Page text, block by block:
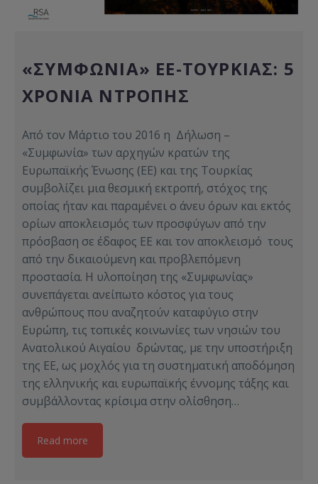
«ΣΥΜΦΩΝΊΑ» ΕΕ-ΤΟΥΡΚΊΑΣ: 5
ΧΡΌΝΙΑ ΝΤΡΟΠΉΣ
Από τον Μάρτιο του 2016 η Δήλωση –
«Συμφωνία» των αρχηγών κρατών της
Ευρωπαϊκής Ένωσης (ΕΕ) και της Τουρκίας
συμβολίζει μια θεσμική εκτροπή, στόχος της
οποίας ήταν και παραμένει ο άνευ όρων και εκτός
ορίων αποκλεισμός των προσφύγων από την
πρόσβαση σε έδαφος ΕΕ και τον αποκλεισμό τους
από την δικαιούμενη και προβλεπόμενη
προστασία. Η υλοποίηση της «Συμφωνίας»
συνεπάγεται ανείπωτο κόστος για τους
ανθρώπους που αναζητούν καταφύγιο στην
Ευρώπη, τις τοπικές κοινωνίες των νησιών του
Ανατολικού Αιγαίου δρώντας, με την υποστήριξη
της ΕΕ, ως μοχλός για τη συστηματική αποδόμηση
της ελληνικής και ευρωπαϊκής έννομης τάξης και
συμβάλλοντας κρίσιμα στην ολίσθηση…
Read more